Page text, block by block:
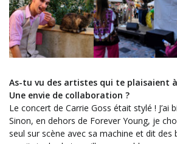
As-tu vu des artistes qui te plaisaient à
Une envie de collaboration ?
Le concert de Carrie Goss était stylé ! J’ai
Sinon, en dehors de Forever Young, je
seul sur scène avec sa machine et dit des